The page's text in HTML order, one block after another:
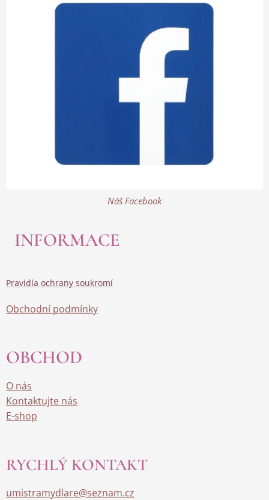
Náš Facebook
INFORMACE
Pravidla ochrany soukromí
Obchodní podmínky
OBCHOD
O nás
Kontaktujte nás
E-shop
RYCHLÝ KONTAKT
umistramydlare@seznam.cz